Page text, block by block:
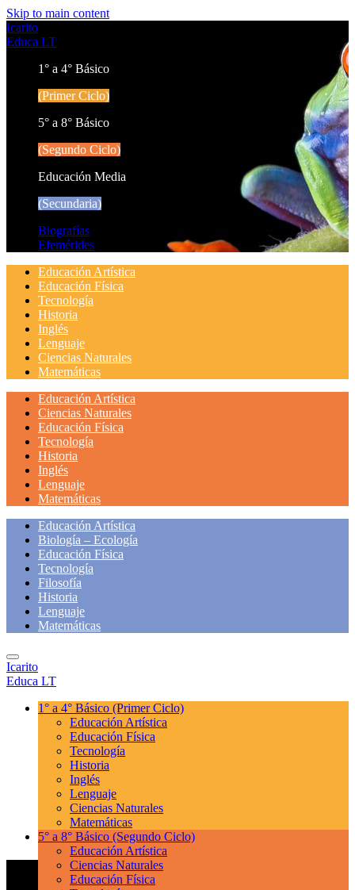
Skip to main content
Icarito
Educa LT
1° a 4° Básico
(Primer Ciclo)
5° a 8° Básico
(Segundo Ciclo)
Educación Media
(Secundaria)
Biografías
Efemérides
Educación Artística
Educación Física
Tecnología
Historia
Inglés
Lenguaje
Ciencias Naturales
Matemáticas
Educación Artística
Ciencias Naturales
Educación Física
Tecnología
Historia
Inglés
Lenguaje
Matemáticas
Educación Artística
Biología – Ecología
Educación Física
Tecnología
Filosofía
Historia
Lenguaje
Matemáticas
Icarito
Educa LT
1° a 4° Básico (Primer Ciclo)
Educación Artística
Educación Física
Tecnología
Historia
Inglés
Lenguaje
Ciencias Naturales
Matemáticas
5° a 8° Básico (Segundo Ciclo)
Educación Artística
Ciencias Naturales
Educación Física